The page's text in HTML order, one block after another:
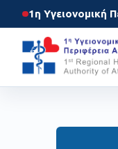
1η Υγειονομική